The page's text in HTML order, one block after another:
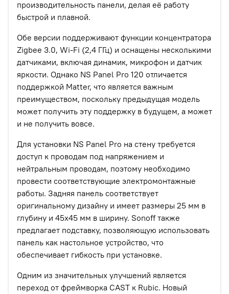
производительность панели, делая её работу
быстрой и плавной.
Обе версии поддерживают функции концентратора
Zigbee 3.0, Wi-Fi (2,4 ГГц) и оснащены несколькими
датчиками, включая динамик, микрофон и датчик
яркости. Однако NS Panel Pro 120 отличается
поддержкой Matter, что является важным
преимуществом, поскольку предыдущая модель
может получить эту поддержку в будущем, а может
и не получить вовсе.
Для установки NS Panel Pro на стену требуется
доступ к проводам под напряжением и
нейтральным проводам, поэтому необходимо
провести соответствующие электромонтажные
работы. Задняя панель соответствует
оригинальному дизайну и имеет размеры 25 мм в
глубину и 45x45 мм в ширину. Sonoff также
предлагает подставку, позволяющую использовать
панель как настольное устройство, что
обеспечивает гибкость при установке.
Одним из значительных улучшений является
переход от фреймворка CAST к Rubic. Новый